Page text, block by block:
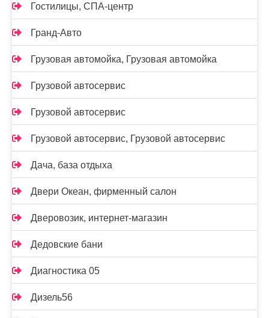
Гостилицы, СПА-центр
Гранд-Авто
Грузовая автомойка, Грузовая автомойка
Грузовой автосервис
Грузовой автосервис
Грузовой автосервис, Грузовой автосервис
Дача, база отдыха
Двери Океан, фирменный салон
Дверовозик, интернет-магазин
Дедовские бани
Диагностика 05
Дизель56